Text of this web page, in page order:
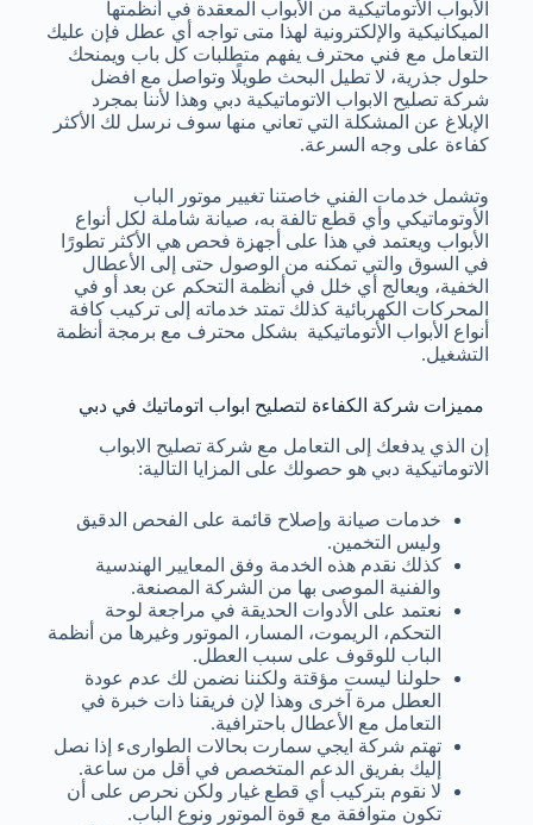
الأبواب الأتوماتيكية من الأبواب المعقدة في أنظمتها
الميكانيكية والإلكترونية لهذا متى تواجه أي عطل فإن عليك
التعامل مع فني محترف يفهم متطلبات كل باب ويمنحك
حلول جذرية، لا تطيل البحث طويلًا وتواصل مع افضل
شركة تصليح الابواب الاتوماتيكية دبي وهذا لأننا بمجرد
الإبلاغ عن المشكلة التي تعاني منها سوف نرسل لك الأكثر
كفاءة على وجه السرعة.
وتشمل خدمات الفني خاصتنا تغيير موتور الباب
الأوتوماتيكي وأي قطع تالفة به، صيانة شاملة لكل أنواع
الأبواب ويعتمد في هذا على أجهزة فحص هي الأكثر تطورًا
في السوق والتي تمكنه من الوصول حتى إلى الأعطال
الخفية، ويعالج أي خلل في أنظمة التحكم عن بعد أو في
المحركات الكهربائية كذلك تمتد خدماته إلى تركيب كافة
أنواع الأبواب الأتوماتيكية بشكل محترف مع برمجة أنظمة
التشغيل.
مميزات شركة الكفاءة لتصليح ابواب اتوماتيك في دبي
إن الذي يدفعك إلى التعامل مع شركة تصليح الابواب
الاتوماتيكية دبي هو حصولك على المزايا التالية:
خدمات صيانة وإصلاح قائمة على الفحص الدقيق
وليس التخمين.
كذلك نقدم هذه الخدمة وفق المعايير الهندسية
والفنية الموصى بها من الشركة المصنعة.
نعتمد على الأدوات الحديقة في مراجعة لوحة
التحكم، الريموت، المسار، الموتور وغيرها من أنظمة
الباب للوقوف على سبب العطل.
حلولنا ليست مؤقتة ولكننا نضمن لك عدم عودة
العطل مرة آخرى وهذا لإن فريقنا ذات خبرة في
التعامل مع الأعطال باحترافية.
تهتم شركة ايجي سمارت بحالات الطوارىء إذا نصل
إليك بفريق الدعم المتخصص في أقل من ساعة.
لا نقوم بتركيب أي قطع غيار ولكن نحرص على أن
تكون متوافقة مع قوة الموتور ونوع الباب.